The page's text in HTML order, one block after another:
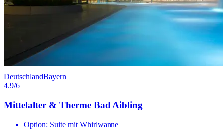
DeutschlandBayern
4.9/6
Mittelalter & Therme Bad Aibling
Option: Suite mit Whirlwanne